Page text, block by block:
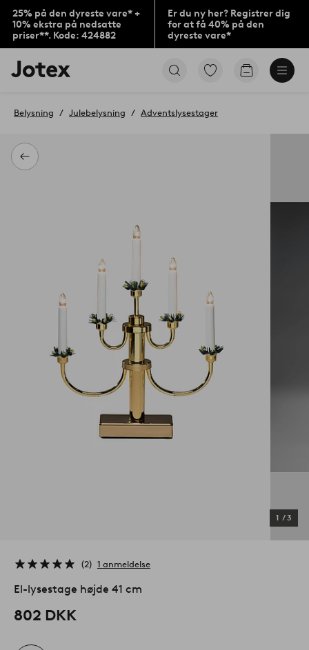
25% på den dyreste vare* +
10% ekstra på nedsatte
priser**. Kode: 424882
Er du ny her? Registrer dig
for at få 40% på den
dyreste vare*
Jotex
logo
til
Gå
produkter
Gå
Tilbage
Belysning Julebelysning Adventslysestager
1 /3
2 1 anmeldelse
El-lysestage højde 41 cm
802 DKK